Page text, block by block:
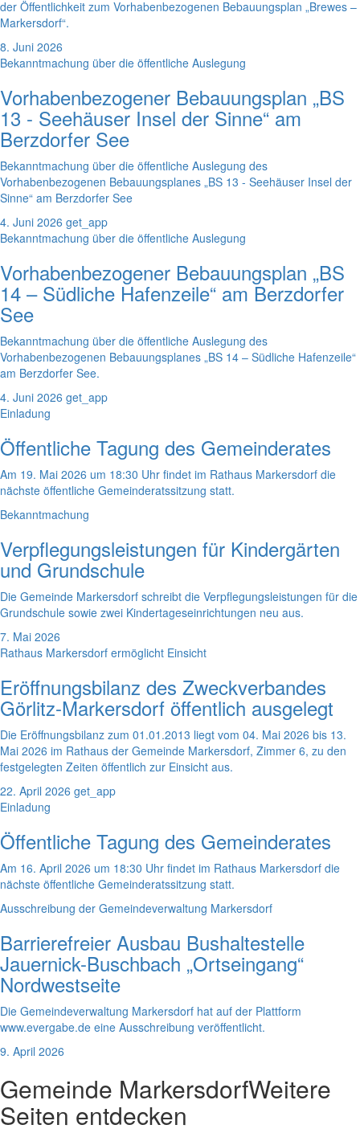
der Öffentlichkeit zum Vorhabenbezogenen Bebauungsplan „Brewes –
Markersdorf“.
8. Juni 2026
Bekanntmachung über die öffentliche Auslegung
Vorhabenbezogener Bebauungsplan „BS
13 - Seehäuser Insel der Sinne“ am
Berzdorfer See
Bekanntmachung über die öffentliche Auslegung des
Vorhabenbezogenen Bebauungsplanes „BS 13 - Seehäuser Insel der
Sinne“ am Berzdorfer See
4. Juni 2026 get_app
Bekanntmachung über die öffentliche Auslegung
Vorhabenbezogener Bebauungsplan „BS
14 – Südliche Hafenzeile“ am Berzdorfer
See
Bekanntmachung über die öffentliche Auslegung des
Vorhabenbezogenen Bebauungsplanes „BS 14 – Südliche Hafenzeile“
am Berzdorfer See.
4. Juni 2026 get_app
Einladung
Öffentliche Tagung des Gemeinderates
Am 19. Mai 2026 um 18:30 Uhr findet im Rathaus Markersdorf die
nächste öffentliche Gemeinderatssitzung statt.
Bekanntmachung
Verpflegungsleistungen für Kindergärten
und Grundschule
Die Gemeinde Markersdorf schreibt die Verpflegungsleistungen für die
Grundschule sowie zwei Kindertageseinrichtungen neu aus.
7. Mai 2026
Rathaus Markersdorf ermöglicht Einsicht
Eröffnungsbilanz des Zweckverbandes
Görlitz-Markersdorf öffentlich ausgelegt
Die Eröffnungsbilanz zum 01.01.2013 liegt vom 04. Mai 2026 bis 13.
Mai 2026 im Rathaus der Gemeinde Markersdorf, Zimmer 6, zu den
festgelegten Zeiten öffentlich zur Einsicht aus.
22. April 2026 get_app
Einladung
Öffentliche Tagung des Gemeinderates
Am 16. April 2026 um 18:30 Uhr findet im Rathaus Markersdorf die
nächste öffentliche Gemeinderatssitzung statt.
Ausschreibung der Gemeindeverwaltung Markersdorf
Barrierefreier Ausbau Bushaltestelle
Jauernick-Buschbach „Ortseingang“
Nordwestseite
Die Gemeindeverwaltung Markersdorf hat auf der Plattform
www.evergabe.de eine Ausschreibung veröffentlicht.
9. April 2026
Gemeinde MarkersdorfWeitere
Seiten entdecken